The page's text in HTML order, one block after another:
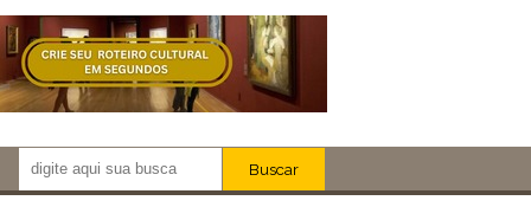
Buscar